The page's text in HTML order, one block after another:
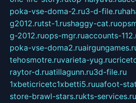
poka-vse-doma-2.ru3-d-file.ru
g2012.rutst-1.rushaggy-cat.ru
g-2012.ruops-mgr.ruaccounts-
poka-vse-doma2.ru
tehosmotre.ruvarieta-yug.ru
raytor-d.ruatillagunn.ru3d-file.ru
1xbeticricetc1xbetti5.ruuafoot-
store-brawl-stars.rukts-services.ru